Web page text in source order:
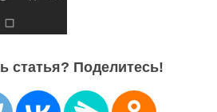
статья? Поделитесь!